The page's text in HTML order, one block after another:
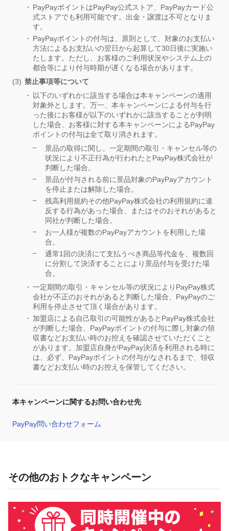
PayPayポイントはPayPay公式ストア、PayPayカード公
式ストアでも利用可能です。出金・譲渡は不可となりま
す。
PayPayポイントの付与は、原則として、対象のお支払い
方法によるお支払いの翌日から起算して30日後に実施い
たします。ただし、お客様のご利用状況やシステム上の
都合等により付与時期が遅くなる場合があります。
禁止事項等について
以下のいずれかに該当する場合は本キャンペーンの適用
対象外とします。万一、本キャンペーンによる付与を行
った後にお客様が以下のいずれかに該当することが判明
した場合、お客様に対する本キャンペーンによるPayPay
ポイントの付与は全て取り消されます。
景品の取得に関し、一定期間の取引・キャンセル等の
状況により不正行為が行われたとPayPay株式会社が
判断した場合。
景品が付与される前に景品対象のPayPayアカウント
を停止または解除した場合。
残高利用規約その他PayPay株式会社の利用規約に違
反する行為があった場合、またはそのおそれがあると
同社が判断した場合。
お一人様が複数のPayPayアカウントを利用した場
合。
通常1回の決済にて支払うべき商品等代金を、複数回
に分割して決済することにより景品付与を受けた場
合。
一定期間の取引・キャンセル等の状況によりPayPay株式
会社が不正のおそれがあると判断した場合、PayPayのご
利用を停止させて頂く場合があります。
加盟店による自己取引の可能性があるとPayPay株式会社
が判断した場合、PayPayポイントの付与に際し対象の領
収書などお支払い時のお控えを確認させていただくこと
があります。加盟店自身がPayPay決済を利用される時に
は、必ず、PayPayポイントの付与がなされるまで、領収
書などお支払い時のお控えを保管してください。
本キャンペーンに関するお問い合わせ先
PayPay問い合わせフォーム
その他のおトクなキャンペーン